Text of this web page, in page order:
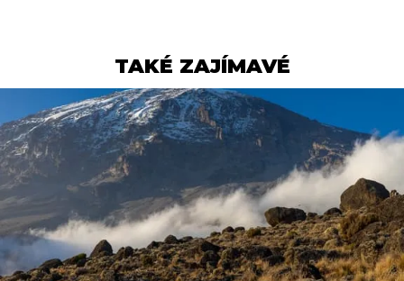
TAKÉ ZAJÍMAVÉ